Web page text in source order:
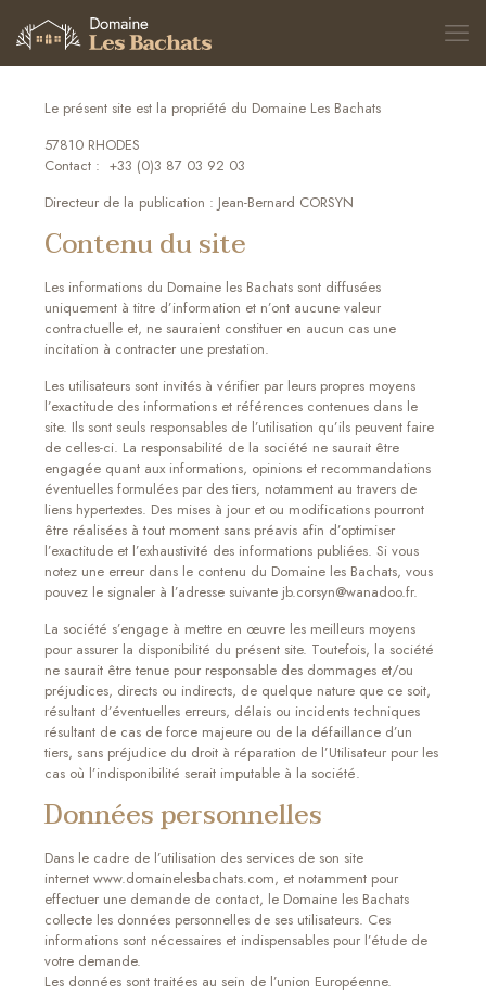
Le présent site est la propriété du Domaine Les Bachats
57810 RHODES
Contact : +33 (0)3 87 03 92 03
Directeur de la publication : Jean-Bernard CORSYN
Contenu du site
Les informations du Domaine les Bachats sont diffusées
uniquement à titre d’information et n’ont aucune valeur
contractuelle et, ne sauraient constituer en aucun cas une
incitation à contracter une prestation.
Les utilisateurs sont invités à vérifier par leurs propres moyens
l’exactitude des informations et références contenues dans le
site. Ils sont seuls responsables de l’utilisation qu’ils peuvent faire
de celles-ci. La responsabilité de la société ne saurait être
engagée quant aux informations, opinions et recommandations
éventuelles formulées par des tiers, notamment au travers de
liens hypertextes. Des mises à jour et ou modifications pourront
être réalisées à tout moment sans préavis afin d’optimiser
l’exactitude et l’exhaustivité des informations publiées. Si vous
notez une erreur dans le contenu du Domaine les Bachats, vous
pouvez le signaler à l’adresse suivante jb.corsyn@wanadoo.fr.
La société s’engage à mettre en œuvre les meilleurs moyens
pour assurer la disponibilité du présent site. Toutefois, la société
ne saurait être tenue pour responsable des dommages et/ou
préjudices, directs ou indirects, de quelque nature que ce soit,
résultant d’éventuelles erreurs, délais ou incidents techniques
résultant de cas de force majeure ou de la défaillance d’un
tiers, sans préjudice du droit à réparation de l’Utilisateur pour les
cas où l’indisponibilité serait imputable à la société.
Données personnelles
Dans le cadre de l’utilisation des services de son site
internet www.domainelesbachats.com, et notamment pour
effectuer une demande de contact, le Domaine les Bachats
collecte les données personnelles de ses utilisateurs. Ces
informations sont nécessaires et indispensables pour l’étude de
votre demande.
Les données sont traitées au sein de l’union Européenne.